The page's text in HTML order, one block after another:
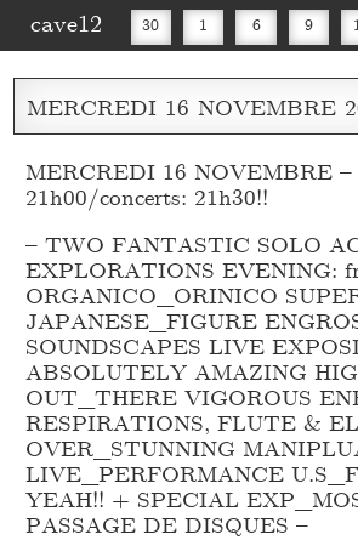
cave12 30 1 6 9
16 20 27 30
MERCREDI 16 NOVEMBRE
MERCREDI 16 NOVEMBRE –
21h00/concerts: 21h30!!
– TWO FANTASTIC SOLO
EXPLORATIONS EVENING:
ORGANICO_ ORINICO
JAPANESE_FIGURE
SOUNDSCAPES LIVE
ABSOLUTELY AMAZING
OUT_THERE VIGOROUS
RESPIRATIONS, FLUTE &
OVER_ STUNNING
LIVE_PERFORMANCE U.S_
YEAH!! + SPECIAL EXP_
PASSAGE DE DISQUES –